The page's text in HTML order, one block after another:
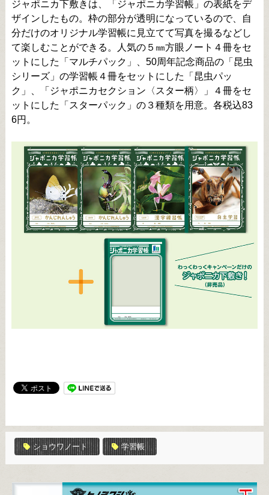
ジャポニカ下敷きは、「ジャポニカ学習帳」の表紙をデ
ザインしたもの。枠の部分が透明になっているので、自
分だけのオリジナル学習帳に見立てて写真を撮るなどし
て楽しむことができる。人気の５㎜方眼ノート４冊をセ
ットにした「マルチパック」、50周年記念商品の「昆虫
シリーズ」の学習帳４冊をセットにした「昆虫パッ
ク」、「ジャポニカセクション〈スター柄〉」４冊をセ
ットにした「スターパック」の３種類を用意。各税込83
6円。
ショウワノート 学習帳